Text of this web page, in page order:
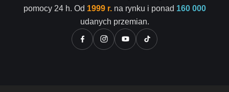
pomocy 24 h. Od 1999 r.na rynku i ponad 160 000
udanych przemian.